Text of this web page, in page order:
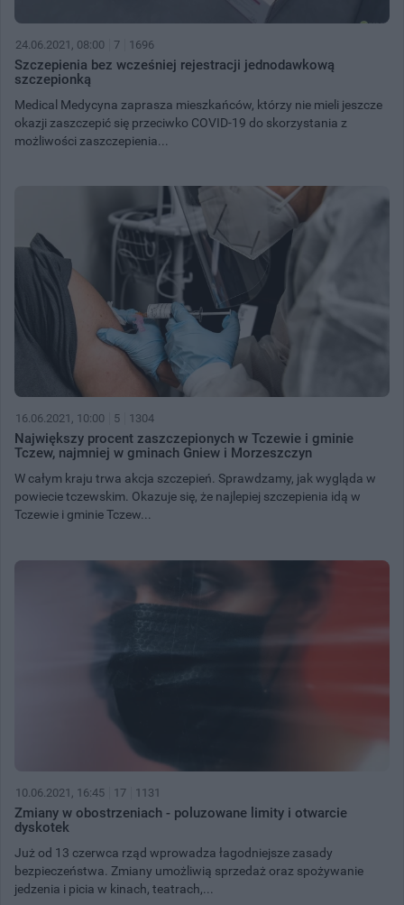
24.06.2021, 08:00 7 1696
Szczepienia bez wcześniej rejestracji jednodawkową
szczepionką
Medical Medycyna zaprasza mieszkańców, którzy nie mieli jeszcze
okazji zaszczepić się przeciwko COVID-19 do skorzystania z
możliwości zaszczepienia...
16.06.2021, 10:00 5 1304
Największy procent zaszczepionych w Tczewie i gminie
Tczew, najmniej w gminach Gniew i Morzeszczyn
W całym kraju trwa akcja szczepień. Sprawdzamy, jak wygląda w
powiecie tczewskim. Okazuje się, że najlepiej szczepienia idą w
Tczewie i gminie Tczew...
10.06.2021, 16:45 17 1131
Zmiany w obostrzeniach - poluzowane limity i otwarcie
dyskotek
Już od 13 czerwca rząd wprowadza łagodniejsze zasady
bezpieczeństwa. Zmiany umożliwią sprzedaż oraz spożywanie
jedzenia i picia w kinach, teatrach,...